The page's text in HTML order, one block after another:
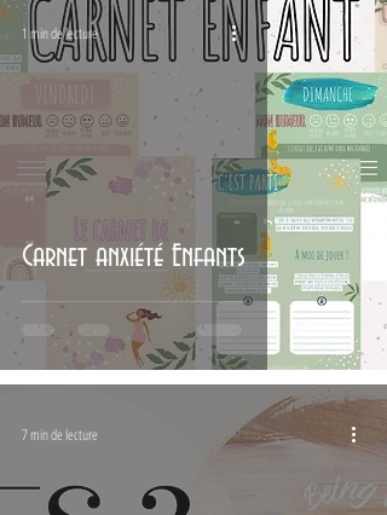
Carnet anxiété Enfants
1 min de lecture
7 min de lecture